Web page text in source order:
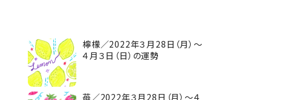
檸檬／2022年３月28日（月）～
４月３日（日）の運勢
苺／2022年３月28日（月）～４